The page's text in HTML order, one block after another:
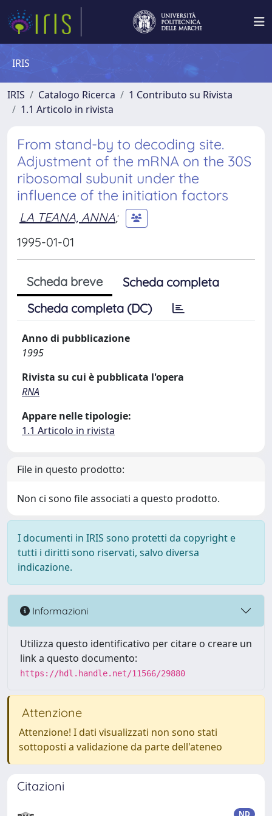
IRIS
IRIS Catalogo Ricerca
1 Contributo su Rivista
1.1 Articolo in rivista
From stand-by to decoding site.
Adjustment of the mRNA on the 30S
ribosomal subunit under the
influence of the initiation factors
LA TEANA, ANNA;
1995-01-01
Scheda breve
Scheda completa
Scheda completa (DC)
Anno di pubblicazione
1995
Rivista su cui è pubblicata l'opera
RNA
Appare nelle tipologie:
1.1 Articolo in rivista
File in questo prodotto:
Non ci sono file associati a questo prodotto.
I documenti in IRIS sono protetti da copyright e
tutti i diritti sono riservati, salvo diversa
indicazione.
Informazioni
Utilizza questo identificativo per citare o creare un
link a questo documento:
https://hdl.handle.net/11566/29880
Attenzione
Attenzione! I dati visualizzati non sono stati
sottoposti a validazione da parte dell'ateneo
Citazioni